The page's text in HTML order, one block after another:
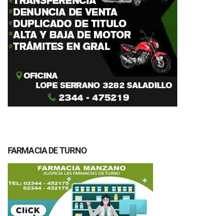
FARMACIA DE TURNO